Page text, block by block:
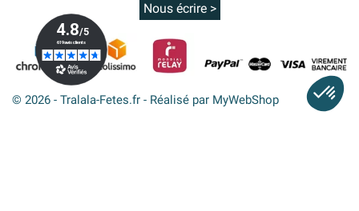
Nous écrire >
© 2026 - Tralala-Fetes.fr - Réalisé par MyWebShop